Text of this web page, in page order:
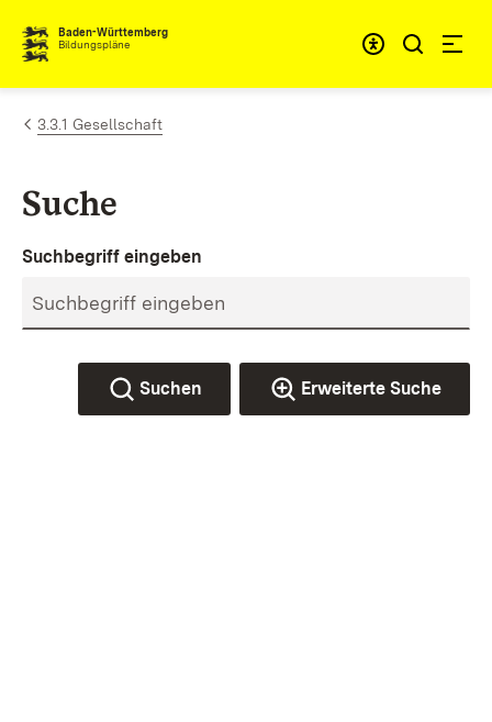
Zum Inhalt springen
Baden-Württemberg
Bildungspläne
3.3.1 Gesellschaft
Suche
Suchbegriff eingeben
Suchen Erweiterte Suche